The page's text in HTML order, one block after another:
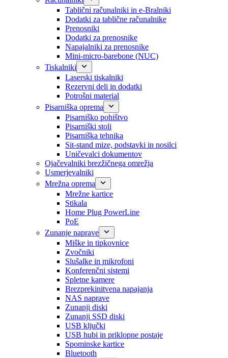
Tablični računalniki in e-Bralniki
Dodatki za tablične računalnike
Prenosniki
Dodatki za prenosnike
Napajalniki za prenosnike
Mini-micro-barebone (NUC)
Tiskalniki
Laserski tiskalniki
Rezervni deli in dodatki
Potrošni material
Pisarniška oprema
Pisarniško pohištvo
Pisarniški stoli
Pisarniška tehnika
Sit-stand mize, podstavki in nosilci
Uničevalci dokumentov
Ojačevalniki brezžičnega omrežja
Usmerjevalniki
Mrežna oprema
Mrežne kartice
Stikala
Home Plug PowerLine
PoE
Zunanje naprave
Miške in tipkovnice
Zvočniki
Slušalke in mikrofoni
Konferenčni sistemi
Spletne kamere
Brezprekinitvena napajanja
NAS naprave
Zunanji diski
Zunanji SSD diski
USB ključki
USB hubi in priklopne postaje
Spominske kartice
Bluetooth